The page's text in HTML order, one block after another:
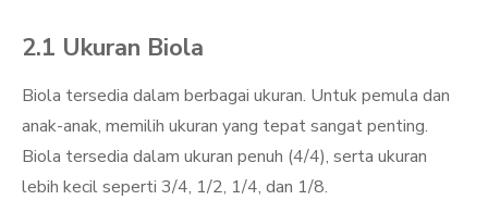
2.1 Ukuran Biola
Biola tersedia dalam berbagai ukuran. Untuk pemula dan
anak-anak, memilih ukuran yang tepat sangat penting.
Biola tersedia dalam ukuran penuh (4/4), serta ukuran
lebih kecil seperti 3/4, 1/2, 1/4, dan 1/8.